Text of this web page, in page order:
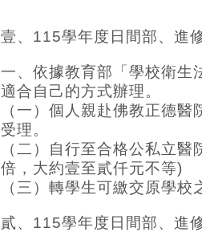
壹、115學年度日間部、進
一、依據教育部「學校衛生
適合自己的
（一）個人親赴佛教正德
受理。
（二）自行至合格公私立
倍，大約壹至貳仟元不等)
（三）轉學生可繳交原學校
貳、 115學年度日間部、進